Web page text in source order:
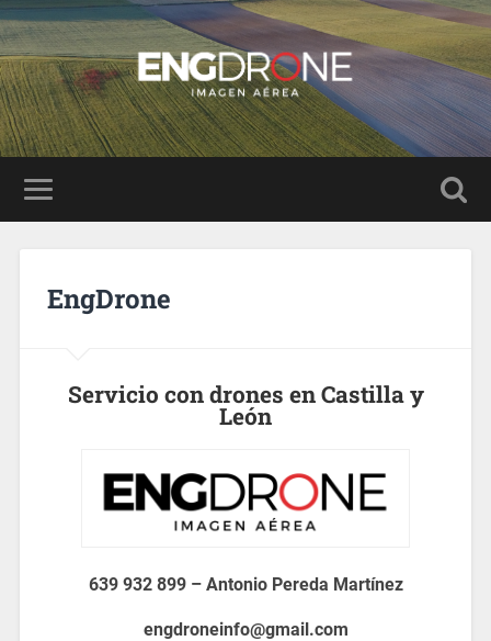
EngDrone
Servicio con drones en Castilla y
León
639 932 899 – Antonio Pereda Martínez
engdroneinfo@gmail.com